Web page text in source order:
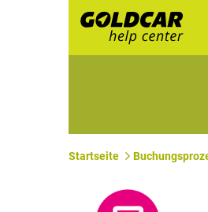
Startseite